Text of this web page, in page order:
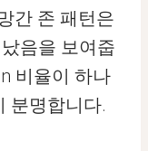
간 존 패턴은
음을 보여줍
비율이 하나
분명합니다.